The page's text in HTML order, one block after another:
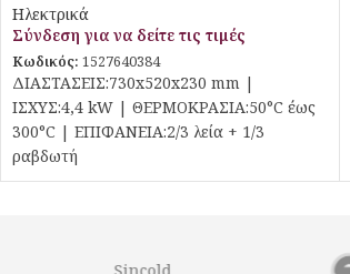
Ηλεκτρικά
Σύνδεση για να δείτε τις τιμές
Κωδικός: 1527640384
ΔΙΑΣΤΑΣΕΙΣ:730x520x230 mm |
ΙΣΧΥΣ:4,4 kW | ΘΕΡΜΟΚΡΑΣΙΑ:50°C έως
300°C | ΕΠΙΦΑΝΕΙΑ:2/3 λεία + 1/3
ραβδωτή